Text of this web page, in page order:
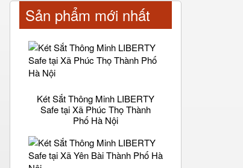
Sản phẩm mới nhất
Két Sắt Thông Minh LIBERTY
Safe tại Xã Phúc Thọ Thành
Phố Hà Nội